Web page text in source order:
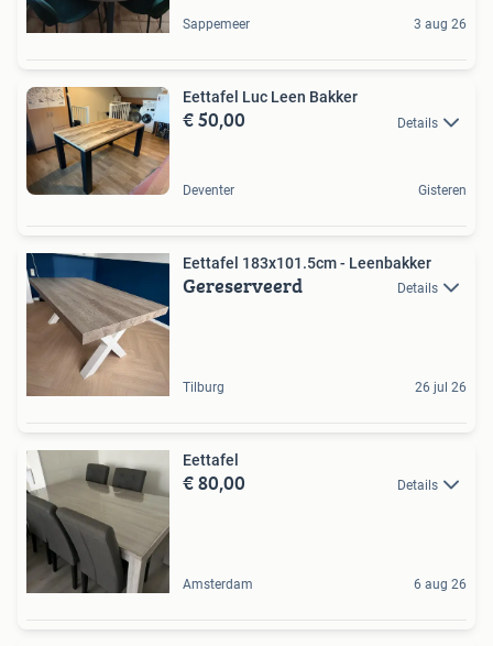
Sappemeer 3 aug 26
Eettafel Luc Leen Bakker
€ 50,00 Details
Deventer Gisteren
Eettafel 183x101.5cm - Leenbakker
Gereserveerd Details
Tilburg 26 jul 26
Eettafel
€ 80,00 Details
Amsterdam 6 aug 26